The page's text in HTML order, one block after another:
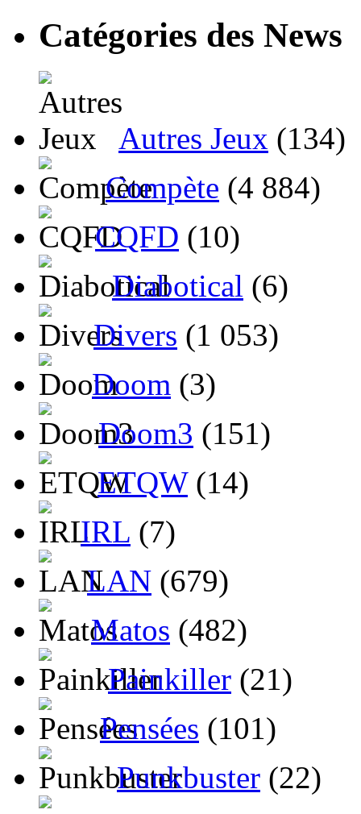
Catégories des News
Autres Jeux (134)
Compète (4 884)
CQFD (10)
Diabotical (6)
Divers (1 053)
Doom (3)
Doom3 (151)
ETQW(14)
IRL (7)
LAN (679)
Matos (482)
Painkiller (21)
Pensées (101)
Punkbuster (22)